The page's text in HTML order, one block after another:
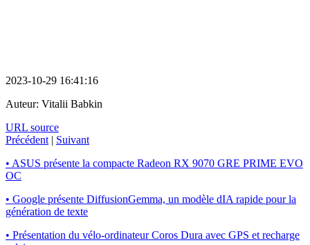
2023-10-29 16:41:16
Auteur: Vitalii Babkin
URL source
Précédent | Suivant
• ASUS présente la compacte Radeon RX 9070 GRE PRIME EVO
OC
• Google présente DiffusionGemma, un modèle dIA rapide pour la
génération de texte
• Présentation du vélo-ordinateur Coros Dura avec GPS et recharge